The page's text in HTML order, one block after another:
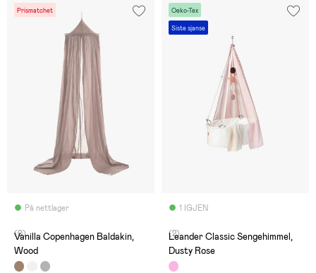
Prismatchet
På nettlager
(0)
Vanilla Copenhagen Baldakin,
Wood
Oeko-Tex
Siste sjanse
1 IGJEN
(2)
Leander Classic Sengehimmel,
Dusty Rose